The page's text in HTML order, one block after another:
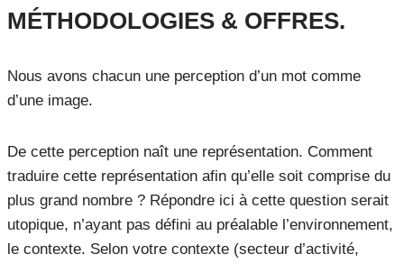
MÉTHODOLOGIES & OFFRES.
Nous avons chacun une perception d’un mot comme
d’une image.
De cette perception naît une représentation. Comment
traduire cette représentation afin qu’elle soit comprise du
plus grand nombre ? Répondre ici à cette question serait
utopique, n’ayant pas défini au préalable l’environnement,
le contexte. Selon votre contexte (secteur d’activité,